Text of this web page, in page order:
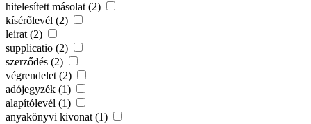
hitelesített másolat (2)
kísérőlevél (2)
leirat (2)
supplicatio (2)
szerződés (2)
végrendelet (2)
adójegyzék (1)
alapítólevél (1)
anyakönyvi kivonat (1)